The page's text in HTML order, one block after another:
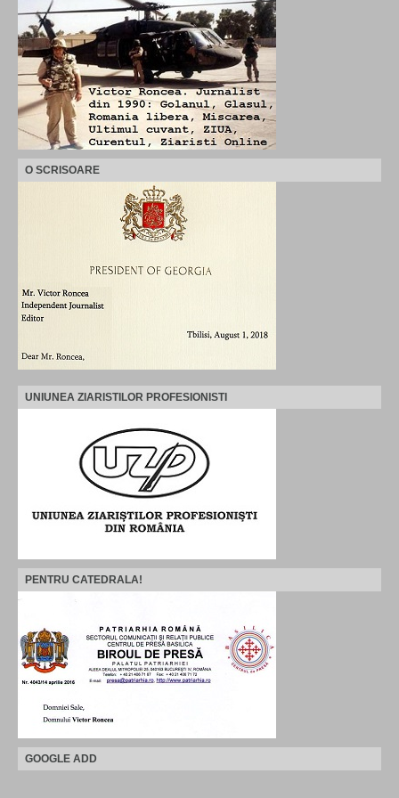
O SCRISOARE
UNIUNEA ZIARISTILOR PROFESIONISTI
PENTRU CATEDRALA!
GOOGLE ADD